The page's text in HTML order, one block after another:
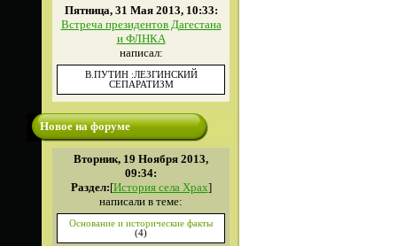
Пятница, 31 Мая 2013, 10:33:
Встреча президентов Дагестана
и ФЛНКА
написал:
В.ПУТИН :ЛЕЗГИНСКИЙ
СЕПАРАТИЗМ
Новое на форуме
Вторник, 19 Ноября 2013,
09:34:
Раздел:[История села Храх]
написали в теме:
Основание и исторические факты
(4)